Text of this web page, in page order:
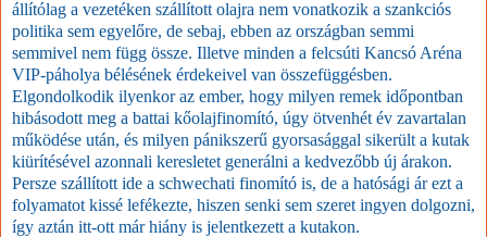
állítólag a vezetéken szállított olajra nem vonatkozik a szankciós
politika sem egyelőre, de sebaj, ebben az országban semmi
semmivel nem függ össze. Illetve minden a felcsúti Kancsó Aréna
VIP-páholya bélésének érdekeivel van összefüggésben.
Elgondolkodik ilyenkor az ember, hogy milyen remek időpontban
hibásodott meg a battai kőolajfinomító, úgy ötvenhét év zavartalan
működése után, és milyen pánikszerű gyorsasággal sikerült a kutak
kiürítésével azonnali keresletet generálni a kedvezőbb új árakon.
Persze szállított ide a schwechati finomító is, de a hatósági ár ezt a
folyamatot kissé lefékezte, hiszen senki sem szeret ingyen dolgozni,
így aztán itt-ott már hiány is jelentkezett a kutakon.